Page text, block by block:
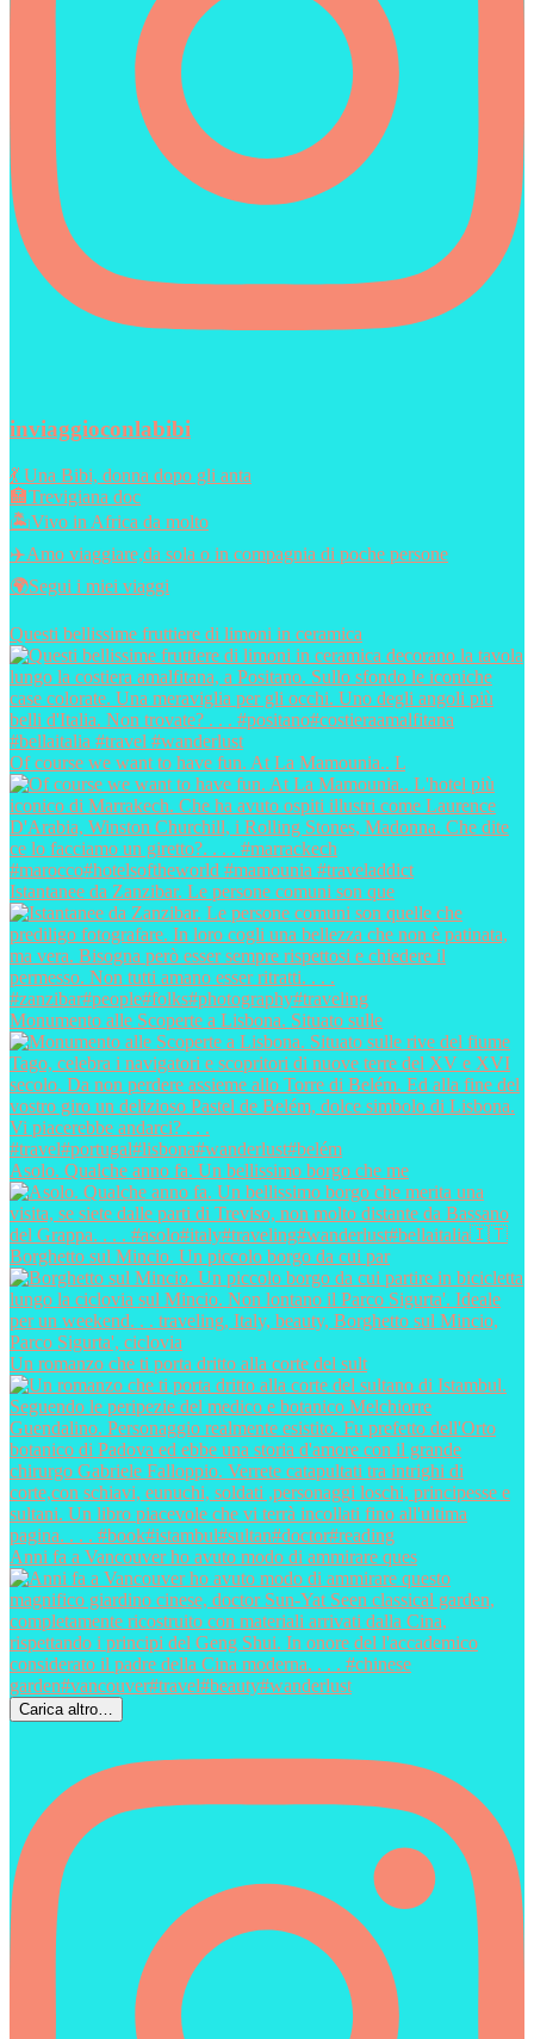
inviaggioconlabibi
💃 Una Bibi, donna dopo gli anta
🏣Trevigiana doc
🏝️Vivo in Africa da molto
✈️Amo viaggiare,da sola o in compagnia di poche persone
🌍Segui i miei viaggi
Questi bellissime fruttiere di limoni in ceramica
Of course we want to have fun. At La Mamounia.. L
Istantanee da Zanzibar. Le persone comuni son que
Monumento alle Scoperte a Lisbona. Situato sulle
Asolo. Qualche anno fa. Un bellissimo borgo che me
Borghetto sul Mincio. Un piccolo borgo da cui par
Un romanzo che ti porta dritto alla corte del sult
Anni fa a Vancouver ho avuto modo di ammirare ques
Carica altro…